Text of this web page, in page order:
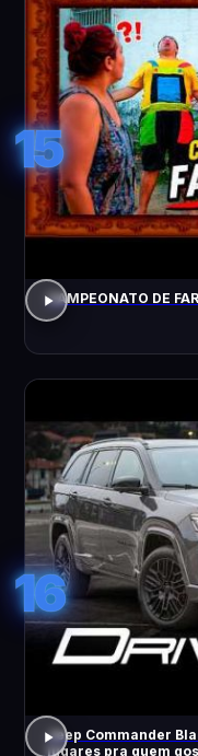
15
CAMPEONATO DE
16
Jeep Commander
lugares pra quem